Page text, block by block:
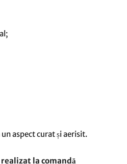
aspect curat și aerisit.
la comandă